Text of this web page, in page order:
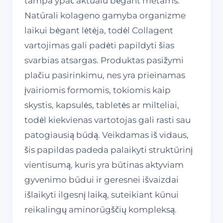
Natūrali kolageno gamyba organizme
laikui bėgant lėtėja, todėl Collagent
vartojimas gali padėti papildyti šias
svarbias atsargas. Produktas pasižymi
plačiu pasirinkimu, nes yra prieinamas
įvairiomis formomis, tokiomis kaip
skystis, kapsulės, tabletės ar milteliai,
todėl kiekvienas vartotojas gali rasti sau
patogiausią būdą. Veikdamas iš vidaus,
šis papildas padeda palaikyti struktūrinį
vientisumą, kuris yra būtinas aktyviam
gyvenimo būdui ir geresnei išvaizdai
išlaikyti ilgesnį laiką, suteikiant kūnui
reikalingų aminorūgščių kompleksą.